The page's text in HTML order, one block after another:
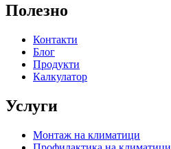
Полезно
Контакти
Блог
Продукти
Калкулатор
Услуги
Монтаж на климатици